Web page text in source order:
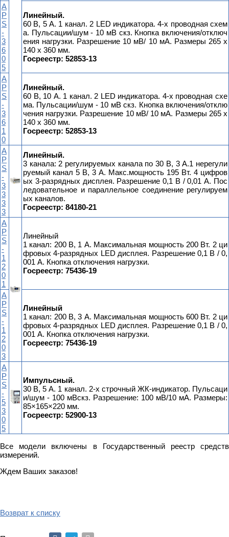
A
P
S
-
3
6
0
5
Линейный.
60 В, 5 А. 1 канал. 2 LED индикатора. 4-х проводная схем
а. Пульсации/шум - 10 мВ скз. Кнопка включения/отключ
ения нагрузки. Разрешение 10 мВ/ 10 мА. Размеры 265 x
140 x 360 мм.
Госреестр: 52853-13
A
P
S
-
3
6
1
0
Линейный.
60 В, 10 А. 1 канал. 2 LED индикатора. 4-х проводная схе
ма. Пульсации/шум - 10 мВ скз. Кнопка включения/отклю
чения нагрузки. Разрешение 10 мВ/ 10 мА. Размеры 265 x
140 x 360 мм.
Госреестр: 52853-13
A
P
S
-
3
3
3
3
Линейный.
3 канала: 2 регулируемых канала по 30 В, 3 А.1 нерегули
руемый канал 5 В, 3 А. Макс.мощность 195 Вт. 4 цифров
ых 3-разрядных дисплея. Разрешение 0,1 В / 0,01 А. Пос
ледовательное и параллельное соединение регулируем
ых каналов.
Госреестр: 84180-21
A
P
S
-
1
2
0
1
Линейный
1 канал: 200 В, 1 А. Максимальная мощность 200 Вт. 2 ци
фровых 4-разрядных LED дисплея. Разрешение 0,1 В / 0,
001 А. Кнопка отключения нагрузки.
Госреестр: 75436-19
A
P
S
-
1
2
0
3
Линейный
1 канал: 200 В, 3 А. Максимальная мощность 600 Вт. 2 ци
фровых 4-разрядных LED дисплея. Разрешение 0,1 В / 0,
001 А. Кнопка отключения нагрузки.
Госреестр: 75436-19
A
P
S
-
5
3
0
5
Импульсный.
30 В, 5 А. 1 канал. 2-х строчный ЖК-индикатор. Пульсаци
и/шум - 100 мВскз. Разрешение: 100 мВ/10 мА. Размеры:
85×165×220 мм.
Госреестр: 52900-13
Все модели включены в Государственный реестр средств
измерений.
Ждем Ваших заказов!
Возврат к списку